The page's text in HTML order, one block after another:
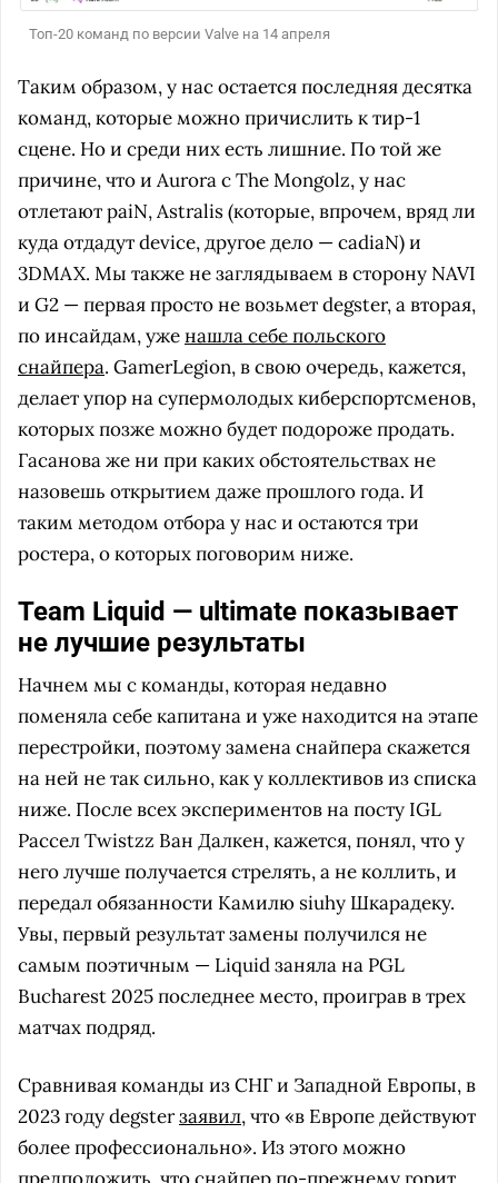
Топ-20 команд по версии Valve на 14 апреля
Таким образом, у нас остается последняя десятка
команд, которые можно причислить к тир-1
сцене. Но и среди них есть лишние. По той же
причине, что и Aurora с The Mongolz, у нас
отлетают paiN, Astralis (которые, впрочем, вряд ли
куда отдадут device, другое дело — cadiaN) и
3DMAX. Мы также не заглядываем в сторону NAVI
и G2 — первая просто не возьмет degster, а вторая,
по инсайдам, уженашла себе польского
снайпера. GamerLegion, в свою очередь, кажется,
делает упор на супермолодых киберспортсменов,
которых позже можно будет подороже продать.
Гасанова же ни при каких обстоятельствах не
назовешь открытием даже прошлого года. И
таким методом отбора у нас и остаются три
ростера, о которых поговорим ниже.
Team Liquid — ultimate показывает
не лучшие результаты
Начнем мы с команды, которая недавно
поменяла себе капитана и уже находится на этапе
перестройки, поэтому замена снайпера скажется
на ней не так сильно, как у коллективов из списка
ниже. После всех экспериментов на посту IGL
Рассел Twistzz Ван Далкен, кажется, понял, что у
него лучше получается стрелять, а не коллить, и
передал обязанности Камилю siuhy Шкарадеку.
Увы, первый результат замены получился не
самым поэтичным — Liquid заняла на PGL
Bucharest 2025 последнее место, проиграв в трех
матчах подряд.
Сравнивая команды из СНГ и Западной Европы, в
2023 году degsterзаявил, что «в Европе действуют
более профессионально». Из этого можно